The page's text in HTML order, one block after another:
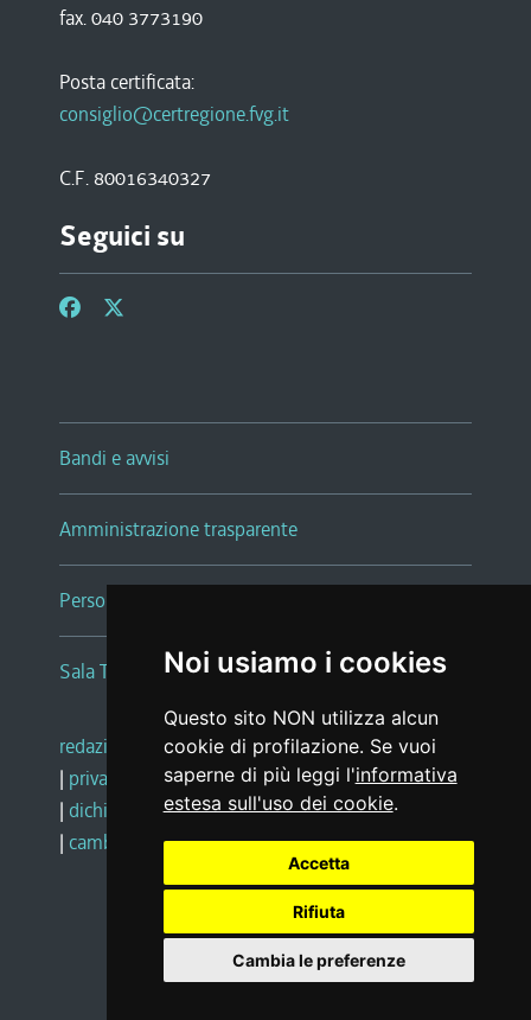
Noi usiamo i cookies
Questo sito NON utilizza alcun
cookie di profilazione. Se vuoi
saperne di più leggi l'informativa
estesa sull'uso dei cookie.
Accetta
Rifiuta
Cambia le preferenze
fax. 040 3773190
Posta certificata:
consiglio@certregione.fvg.it
C.F. 80016340327
Seguici su
Bandi e avvisi
Amministrazione trasparente
Persone e Uffici
Sala Tiziano Tessitori
redazione web |note legali |glossario
| privacy
social media policy
| dichiarazione di accessibilità |feedback
| cambio preferenze cookie
Realizzato da